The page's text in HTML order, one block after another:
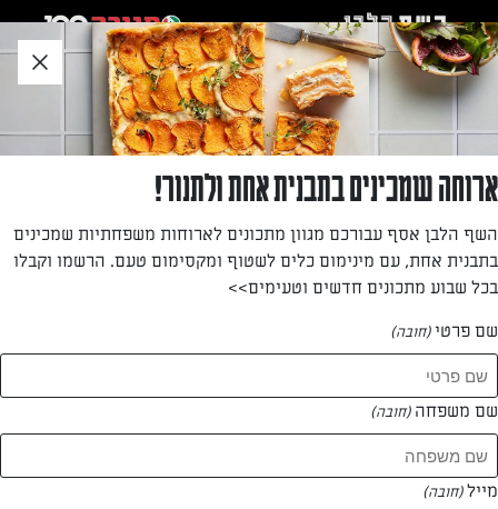
לאזור
תוכן
תחתון
יעל שילה
—
המתכונים של יעל שילה
0 מתכונים
ארוחה שמכינים בתבנית אחת ולתנור!
השף הלבן אסף עבורכם מגוון מתכונים לארוחות משפחתיות שמכינים
בתבנית אחת, עם מינימום כלים לשטוף ומקסימום טעם. הרשמו וקבלו
בכל שבוע מתכונים חדשים וטעימים>>
שם פרטי(חובה)
שם משפחה (חובה)
מייל(חובה)